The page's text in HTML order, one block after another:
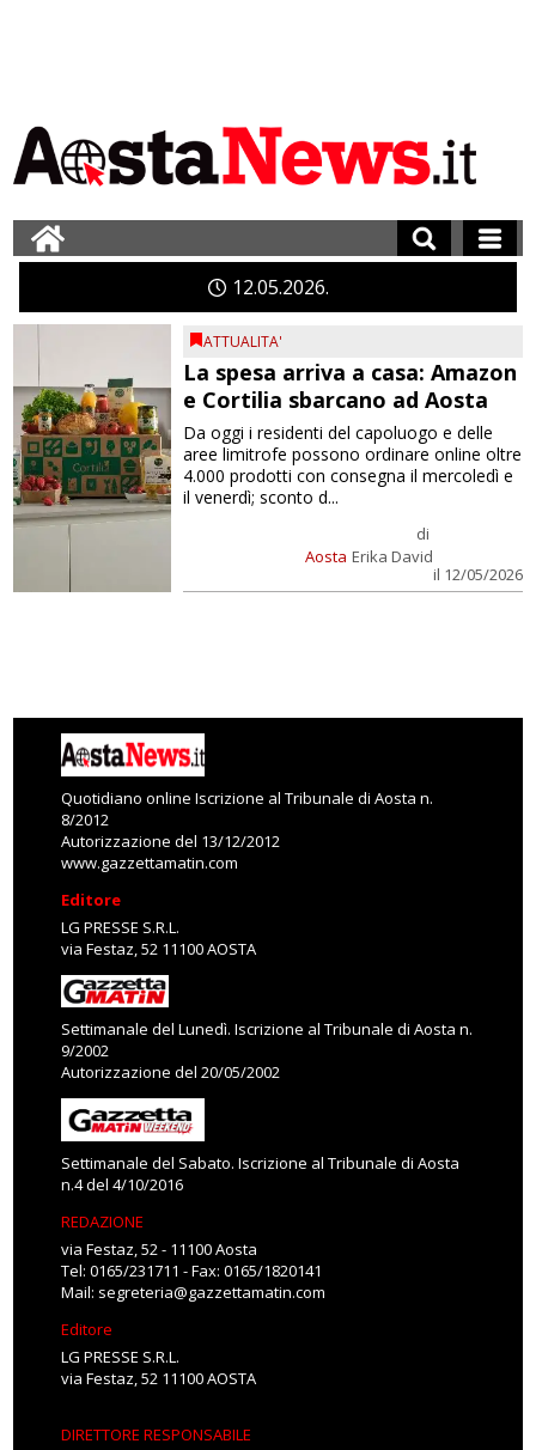
1205 2026
ATTUALITA'
La spesa arriva a casa: Amazon
e Cortilia sbarcano ad Aosta
Aosta
di
Erika David
il 12/05/2026
Da oggi i residenti del capoluogo e delle
aree limitrofe possono ordinare online oltre
4.000 prodotti con consegna il mercoledì e
il venerdì; sconto d...
Quotidiano online Iscrizione al Tribunale di Aosta n.
8/2012
Autorizzazione del 13/12/2012
www.gazzettamatin.com
Editore
LG PRESSE S.R.L.
via Festaz, 52 11100 AOSTA
Settimanale del Lunedì. Iscrizione al Tribunale di Aosta n.
9/2002
Autorizzazione del 20/05/2002
Settimanale del Sabato. Iscrizione al Tribunale di Aosta
n.4 del 4/10/2016
REDAZIONE
via Festaz, 52 - 11100 Aosta
Tel: 0165/231711 - Fax: 0165/1820141
Mail: segreteria@gazzettamatin.com
Editore
LG PRESSE S.R.L.
via Festaz, 52 11100 AOSTA
DIRETTORE RESPONSABILE